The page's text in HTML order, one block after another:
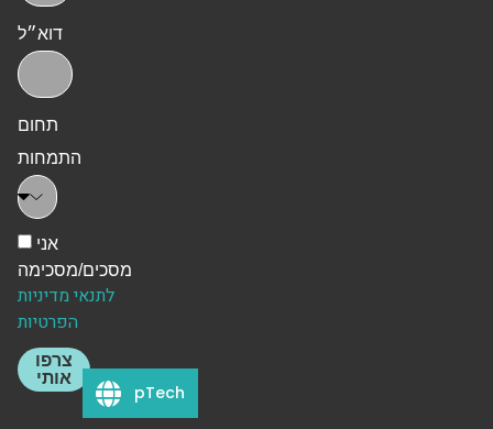
דוא״ל
תחום
התמחות
אני
מסכים/מסכימה
לתנאי מדיניות
הפרטיות
צרפו
אותי
pTech